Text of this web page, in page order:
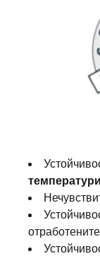
температури